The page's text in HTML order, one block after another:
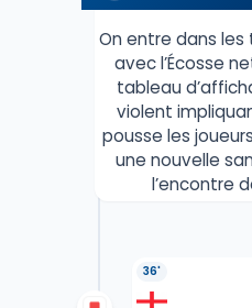
On entre dans
avec l’Écosse
tableau
violent
pousse les
une nouvelle
l’encontre
36'